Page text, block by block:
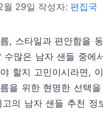
월 29일 작성자: 편집국
, 스타일과 편안함을
수많은 남자 샌들 중에
할지 고민이시라면,
을 위한 현명한 선택
고의 남자 샌들 추천 정